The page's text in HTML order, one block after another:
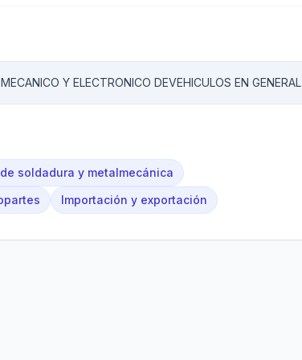
Y ELECTRONICO DEVEHICULOS EN GENERAL
soldadura y metalmecánica
Importación y exportación